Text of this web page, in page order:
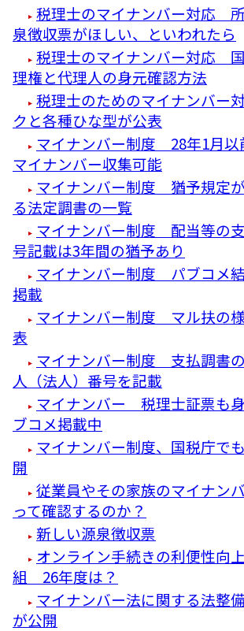
税理士のマイナンバー対応
泉徴収票がほしい、といわれたら
税理士のマイナンバー対応
理権と代理人の身元確認方法
税理士のためのマイナンバー
クと各種ひな型が公表
マイナンバー制度 28年1月以
マイナンバー収集可能
マイナンバー制度 猶予規定
る法定調書の一覧
マイナンバー制度 配当等の
号記載は3年間の猶予あり
マイナンバー制度 パブコメ
掲載
マイナンバー制度 マル扶の
表
マイナンバー制度 支払調書
人（法人）番号を記載
マイナンバー 税理士証票も
ブコメ掲載中
マイナンバー制度、国税庁で
開
従業員やその家族のマイナン
って確認するのか？
新しい源泉徴収票
オンライン手続きの利便性向
組 26年度は？
マイナンバー法に関する法整
が公開